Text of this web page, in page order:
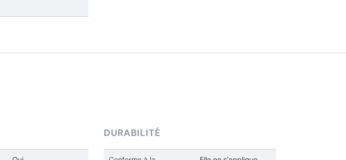
DURABILITÉ